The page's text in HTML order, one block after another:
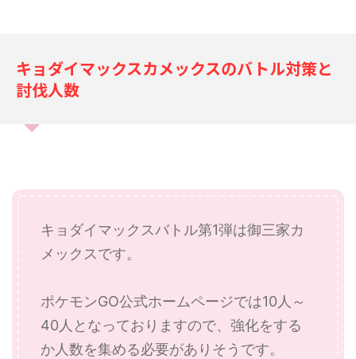
キョダイマックスカメックスのバトル対策と
討伐人数
キョダイマックスバトル第1弾は御三家カ
メックスです。
ポケモンGO公式ホームページでは10人～
40人となっておりますので、強化をする
か人数を集める必要がありそうです。